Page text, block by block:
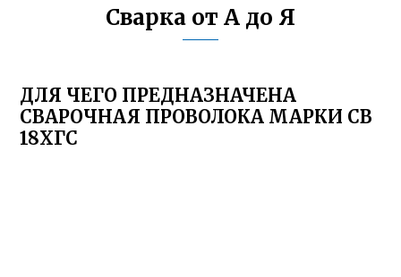
Сварка от А до Я
ДЛЯ ЧЕГО ПРЕДНАЗНАЧЕНА
СВАРОЧНАЯ ПРОВОЛОКА МАРКИ СВ
18ХГС